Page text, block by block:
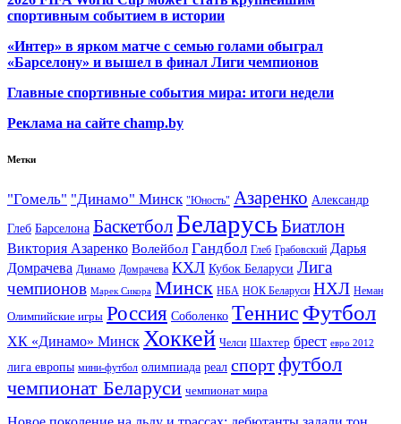
спортивным событием в истории
«Интер» в ярком матче с семью голами обыграл
«Барселону» и вышел в финал Лиги чемпионов
Главные спортивные события мира: итоги недели
Реклама на сайте champ.by
Метки
"Гомель" "Динамо" Минск "Юность" Азаренко Александр
Глеб Барселона Баскетбол БеларусьБиатлон
Виктория Азаренко Волейбол Гандбол Глеб Грабовский Дарья
Домрачева Динамо Домрачева КХЛ Кубок Беларуси Лига
чемпионов Марек Сикора Минск НБА НОК Беларуси НХЛ Неман
Олимпийские игры Россия Соболенко Теннис Футбол
ХК «Динамо» Минск Хоккей Челси Шахтер брест евро 2012
лига европы мини-футбол олимпиада реал спортфутбол
чемпионат Беларуси чемпионат мира